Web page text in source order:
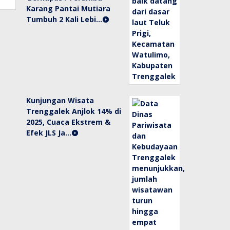
Karang Pantai Mutiara
Tumbuh 2 Kali Lebi…
Kunjungan Wisata
Trenggalek Anjlok 14% di
2025, Cuaca Ekstrem &
Efek JLS Ja…